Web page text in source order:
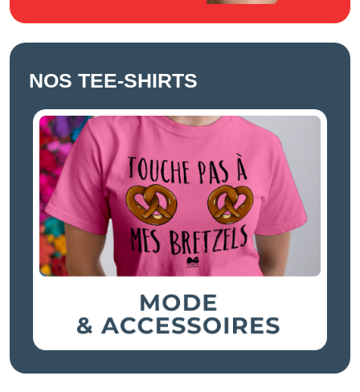
NOS TEE-SHIRTS